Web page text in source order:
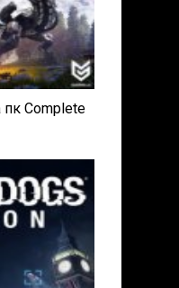
пк Complete